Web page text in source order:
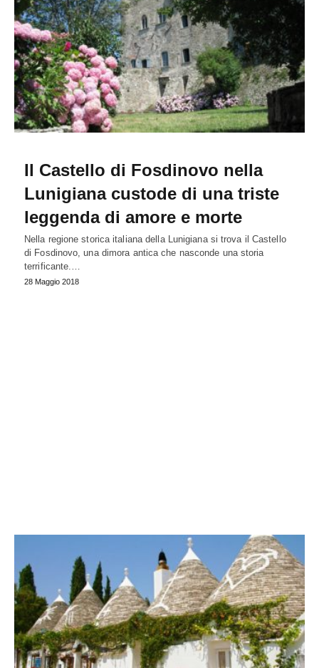
Il Castello di Fosdinovo nella
Lunigiana custode di una triste
leggenda di amore e morte
Nella regione storica italiana della Lunigiana si trova il Castello
di Fosdinovo, una dimora antica che nasconde una storia
terrificante.…
28 Maggio 2018